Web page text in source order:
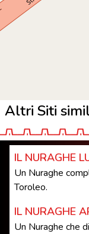
Altri Siti
IL NURAGHE
Un Nuraghe
Toroleo.
IL NURAGHE
Un Nuraghe che